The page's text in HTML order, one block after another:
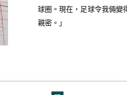
球圈。現在，足球令我倆變
親密。」